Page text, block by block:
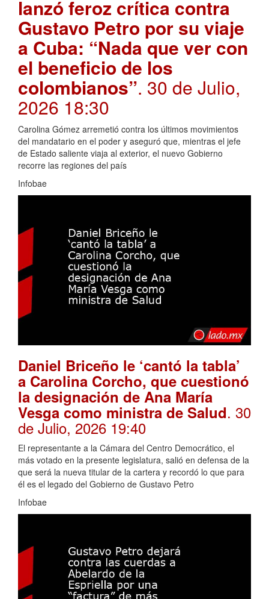
lanzó feroz crítica contra
Gustavo Petro por su viaje
a Cuba: “Nada que ver con
el beneficio de los
colombianos”. 30 de Julio,
2026 18:30
Carolina Gómez arremetió contra los últimos movimientos
del mandatario en el poder y aseguró que, mientras el jefe
de Estado saliente viaja al exterior, el nuevo Gobierno
recorre las regiones del país
Infobae
Daniel Briceño le ‘cantó la tabla’
a Carolina Corcho, que cuestionó
la designación de Ana María
Vesga como ministra de Salud. 30
de Julio, 2026 19:40
El representante a la Cámara del Centro Democrático, el
más votado en la presente legislatura, salió en defensa de la
que será la nueva titular de la cartera y recordó lo que para
él es el legado del Gobierno de Gustavo Petro
Infobae